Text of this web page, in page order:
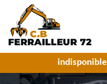
indisponible